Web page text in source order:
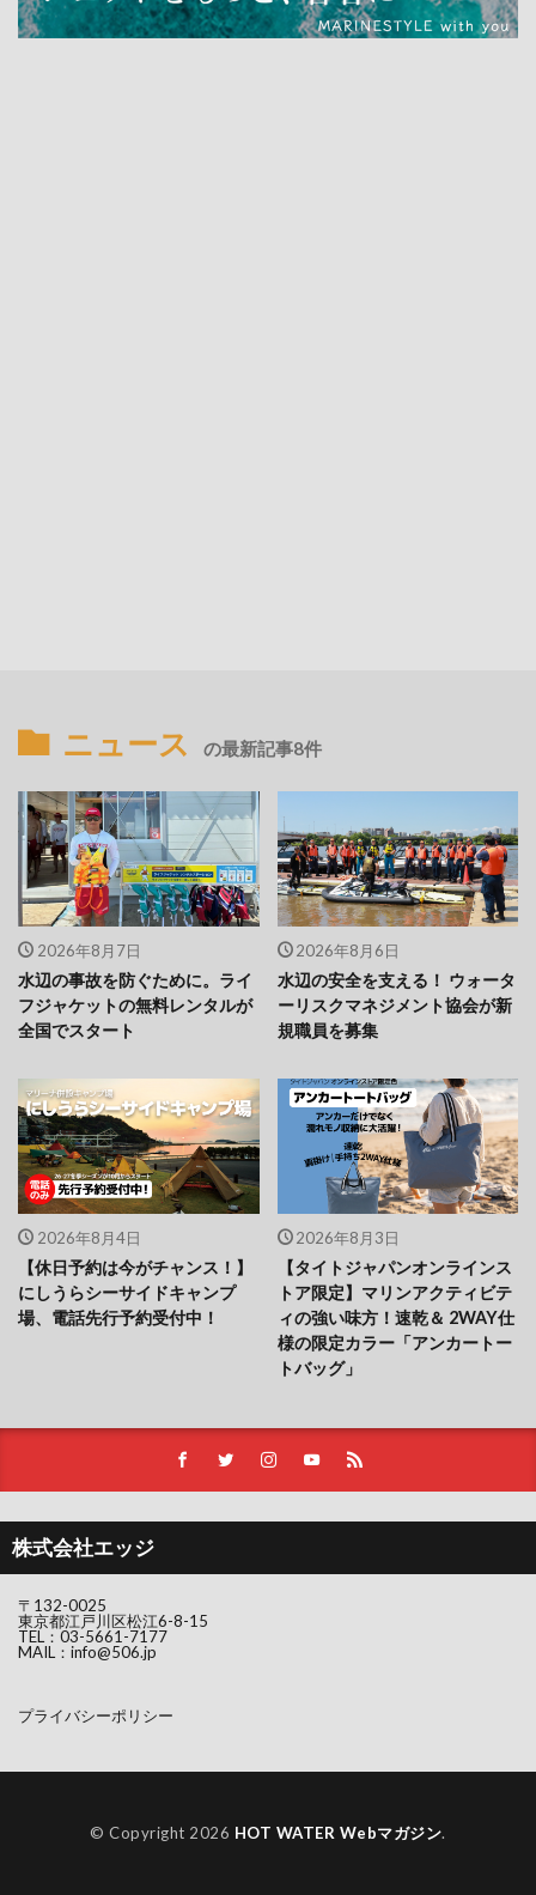
ニュース の最新記事8件
2026年8月7日
水辺の事故を防ぐために。ライ
フジャケットの無料レンタルが
全国でスタート
2026年8月6日
水辺の安全を支える！ ウォータ
ーリスクマネジメント協会が新
規職員を募集
2026年8月4日
【休日予約は今がチャンス！】
にしうらシーサイドキャンプ
場、電話先行予約受付中！
2026年8月3日
【タイトジャパンオンラインス
トア限定】マリンアクティビテ
ィの強い味方！速乾＆ 2WAY仕
様の限定カラー「アンカートー
トバッグ」
株式会社エッジ
〒132-0025
東京都江戸川区松江6-8-15
TEL： 03-5661-7177
MAIL： info@506.jp
プライバシーポリシー
© Copyright 2026 HOT WATER Webマガジン.